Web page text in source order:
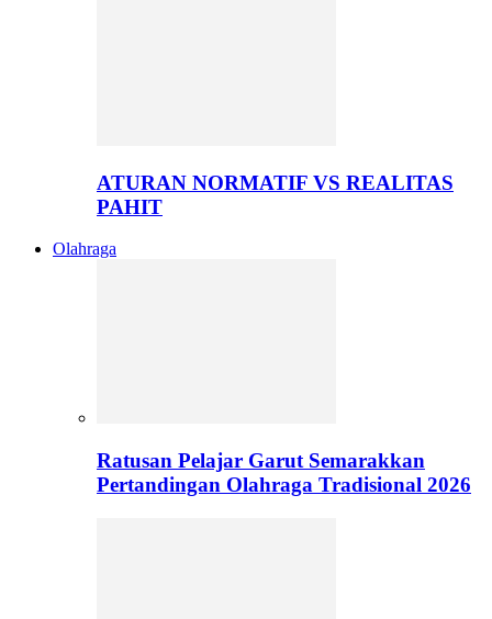
ATURAN NORMATIF VS REALITAS
PAHIT
Olahraga
Ratusan Pelajar Garut Semarakkan
Pertandingan Olahraga Tradisional 2026